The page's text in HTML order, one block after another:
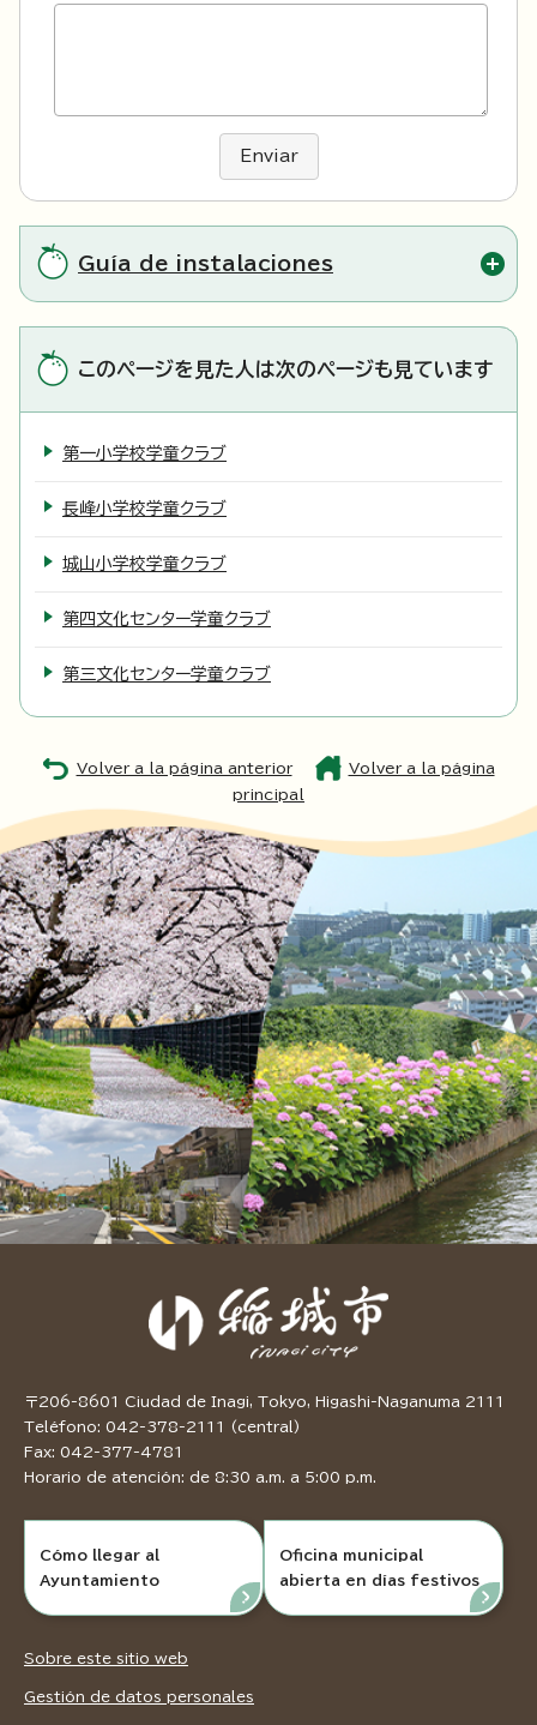
Enviar
Guía de instalaciones
このページを見た人は次のページも見ています
第一小学校学童クラブ
長峰小学校学童クラブ
城山小学校学童クラブ
第四文化センター学童クラブ
第三文化センター学童クラブ
Volver a la página anterior
Volver a la página
principal
〒206-8601 Ciudad de Inagi, Tokyo, Higashi-Naganuma 2111
Teléfono: 042-378-2111 (central)
Fax: 042-377-4781
Horario de atención: de 8:30 a.m. a 5:00 p.m.
Cómo llegar al
Ayuntamiento
Oficina municipal
abierta en días festivos
Sobre este sitio web
Gestión de datos personales